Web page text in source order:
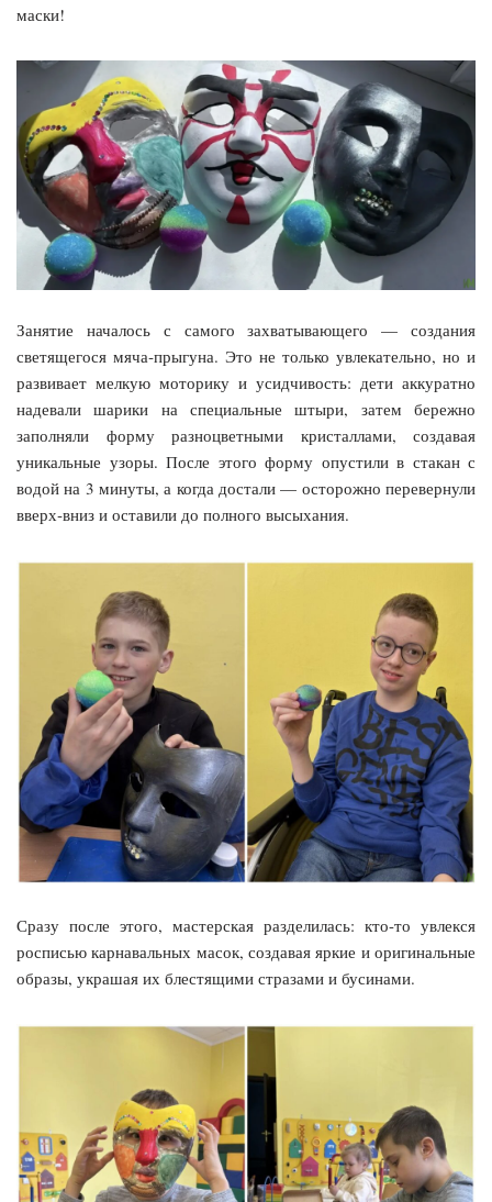
маски!
Занятие началось с самого захватывающего — создания
светящегося мяча‑прыгуна. Это не только увлекательно, но и
развивает мелкую моторику и усидчивость: дети аккуратно
надевали шарики на специальные штыри, затем бережно
заполняли форму разноцветными кристаллами, создавая
уникальные узоры. После этого форму опустили в стакан с
водой на 3 минуты, а когда достали — осторожно перевернули
вверх‑вниз и оставили до полного высыхания.
Сразу после этого, мастерская разделилась: кто-то увлекся
росписью карнавальных масок, создавая яркие и оригинальные
образы, украшая их блестящими стразами и бусинами.